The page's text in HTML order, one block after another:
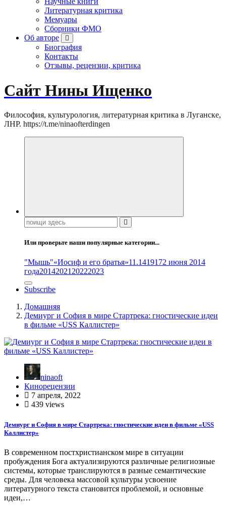
Литературная критика
Мемуары
Сборники ФМО
Об авторе
Биография
Контакты
Отзывы, рецензии, критика
Сайт Нины Ищенко
Философия, культурология, литературная критика в Луганске,
ЛНР. https://t.me/ninaofterdingen
Поиск:
Или проверьте наши популярные категории...
"Мышь"«Иосиф и его братья»11.1419172 июня 2014
года2014202120222023
Subscribe
Домашняя
Демиург и София в мире Стартрека: гностические идеи
в фильме «USS Каллистер»
ninaoft
Кинорецензии
7 апреля, 2022
439 views
Демиург и София в мире Стартрека: гностические идеи в фильме «USS
Каллистер»
В современном постхристианском мире в ситуации
пробуждения Бога актуализируются различные религиозные
системы, которые транслируются в разные семантические
среды. Для человека массовой культуры усвоение
литературного текста становится проблемой, и основные
идеи,…